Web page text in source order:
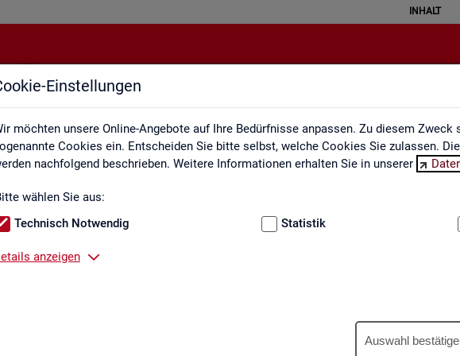
Einstellungen
möchten unsere Online-Angebote auf Ihre Bedürfnisse anpassen. Zu diesem Zweck
Cookies ein. Entscheiden Sie bitte selbst, welche Cookies Sie zulassen.
nachfolgend beschrieben. Weitere Informationen erhalten Sie in unserer
wählen Sie aus:
Technisch Notwendig
Statistik
anzeigen
Auswahl
INHALT
Ausbildungsmarkt
Daten zum Aus­bil­dungs­markt in in­ter­ak­ti­ven Gra­fi­ken und Ta­bel­len. Für